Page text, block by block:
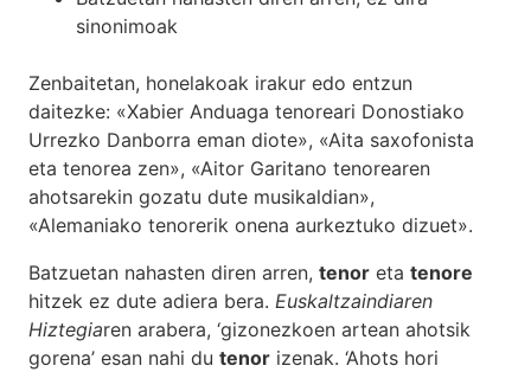
sinonimoak
Zenbaitetan, honelakoak irakur edo entzun
daitezke: «Xabier Anduaga tenoreari Donostiako
Urrezko Danborra eman diote», «Aita saxofonista
eta tenorea zen», «Aitor Garitano tenorearen
ahotsarekin gozatu dute musikaldian»,
«Alemaniako tenorerik onena aurkeztuko dizuet».
Batzuetan nahasten diren arren, tenor eta tenore
hitzek ez dute adiera bera. Euskaltzaindiaren
Hiztegiaren arabera, ‘gizonezkoen artean ahotsik
gorena’ esan nahi du tenor izenak. ‘Ahots hori